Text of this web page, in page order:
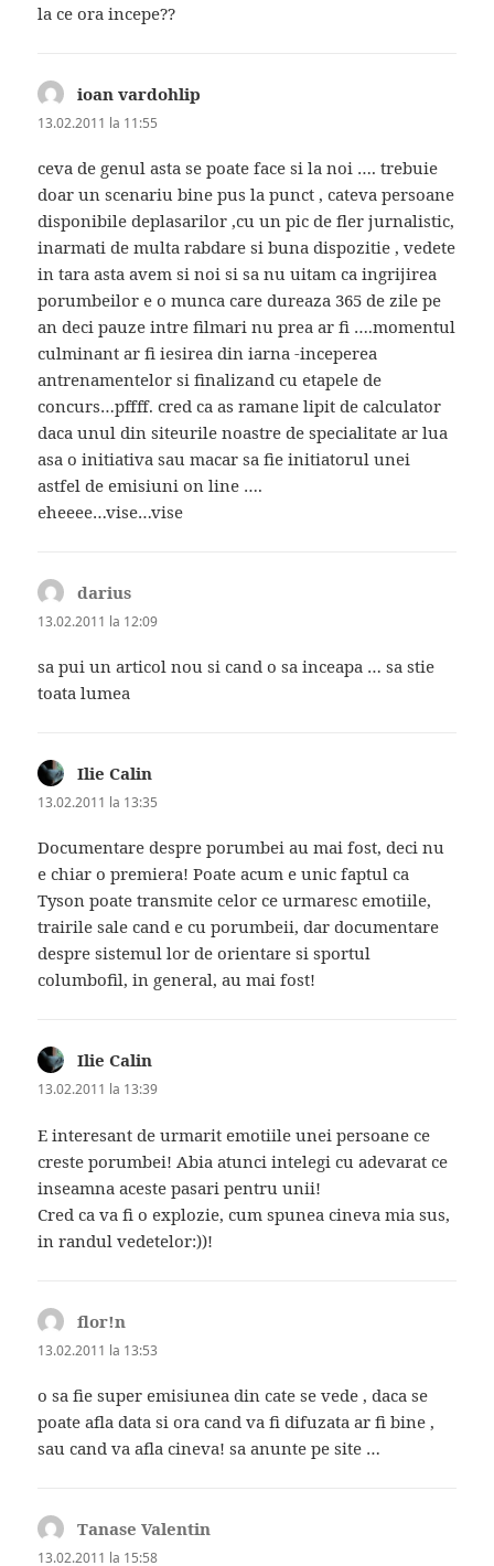
la ce ora incepe??
ioan vardohlip
13.02.2011 la 11:55
ceva de genul asta se poate face si la noi …. trebuie
doar un scenariu bine pus la punct , cateva persoane
disponibile deplasarilor ,cu un pic de fler jurnalistic,
inarmati de multa rabdare si buna dispozitie , vedete
in tara asta avem si noi si sa nu uitam ca ingrijirea
porumbeilor e o munca care dureaza 365 de zile pe
an deci pauze intre filmari nu prea ar fi ….momentul
culminant ar fi iesirea din iarna -inceperea
antrenamentelor si finalizand cu etapele de
concurs…pffff. cred ca as ramane lipit de calculator
daca unul din siteurile noastre de specialitate ar lua
asa o initiativa sau macar sa fie initiatorul unei
astfel de emisiuni on line ….
eheeee…vise…vise
darius
13.02.2011 la 12:09
sa pui un articol nou si cand o sa inceapa … sa stie
toata lumea
Ilie Calin
13.02.2011 la 13:35
Documentare despre porumbei au mai fost, deci nu
e chiar o premiera! Poate acum e unic faptul ca
Tyson poate transmite celor ce urmaresc emotiile,
trairile sale cand e cu porumbeii, dar documentare
despre sistemul lor de orientare si sportul
columbofil, in general, au mai fost!
Ilie Calin
13.02.2011 la 13:39
E interesant de urmarit emotiile unei persoane ce
creste porumbei! Abia atunci intelegi cu adevarat ce
inseamna aceste pasari pentru unii!
Cred ca va fi o explozie, cum spunea cineva mia sus,
in randul vedetelor:))!
flor!n
13.02.2011 la 13:53
o sa fie super emisiunea din cate se vede , daca se
poate afla data si ora cand va fi difuzata ar fi bine ,
sau cand va afla cineva! sa anunte pe site …
Tanase Valentin
13.02.2011 la 15:58